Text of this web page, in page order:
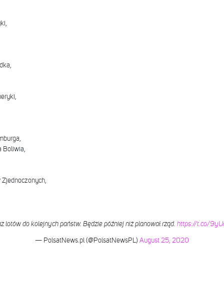
Boliwia,
lotów do kolejnych państw. Będzie później niż planował rząd. https://t.co/
— PolsatNews.pl (@PolsatNewsPL) August 25, 2020